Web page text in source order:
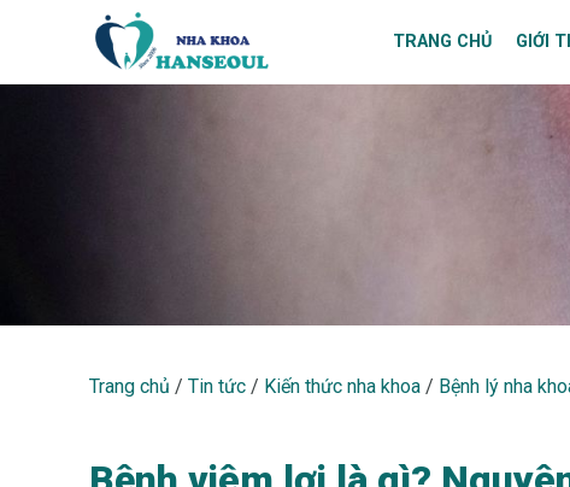
TRANG CHỦ GIỚI
BỆNH LÝ NHA KHOA
Trang chủ / Tin tức / Kiến thức nha khoa / Bệnh lý nha